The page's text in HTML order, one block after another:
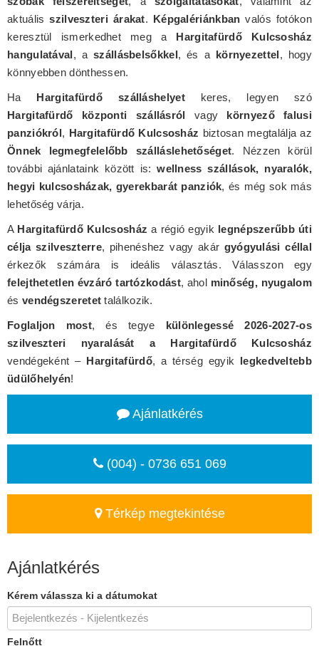
aktuálisszilveszteri árakat. Képgalériánkban valós fotókon
keresztül ismerkedhet meg a Hargitafürdő Kulcsosház
hangulatával, aszállásbelsőkkel, és a környezettel, hogy
könnyebben dönthessen.
Ha Hargitafürdő szálláshelyetkeres, legyen szó
Hargitafürdő központi szállásról vagy környező falusi
panziókról, Hargitafürdő Kulcsosház biztosan megtalálja az
Önnek legmegfelelőbb szálláslehetőséget. Nézzen körül
további ajánlataink között is:wellness szállások, nyaralók,
hegyi kulcsosházak, gyerekbarát panziók, és még sok más
lehetőség várja.
A Hargitafürdő Kulcsosház a régió egyik legnépszerűbb úti
célja szilveszterre, pihenéshez vagy akár gyógyulási céllal
érkezők számára is ideális választás. Válasszon egy
felejthetetlen évzáró tartózkodást, ahol minőség, nyugalom
és vendégszeretet találkozik.
Foglaljon most, és tegye különlegessé 2026-2027-os
szilveszteri nyaralását a Hargitafürdő Kulcsosház
vendégeként – Hargitafürdő, a térség egyik legkedveltebb
üdülőhelyén!
Ajánlatkérés
(004) - 0736 651 069
Térkép megtekintése
Ajánlatkérés
Kérem válassza ki a dátumokat
Felnőtt